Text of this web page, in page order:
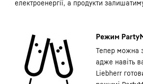
електроенергії, а продукти
Режим
Тепер можна
адже навіть
Liebherr